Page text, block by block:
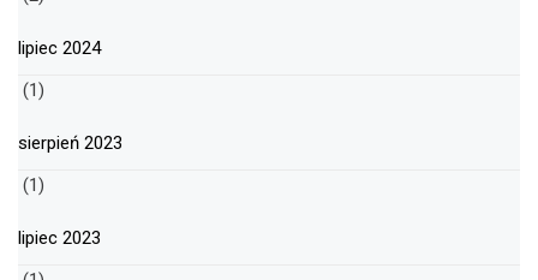
lipiec 2024
(1)
sierpień 2023
(1)
lipiec 2023